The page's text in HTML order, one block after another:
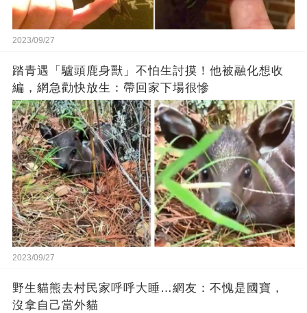
2023/09/27
踏青遇「驢頭鹿身獸」不怕生討摸！他被融化想收
編，網急勸快放生：帶回家下場很慘
2023/09/27
野生貓熊去村民家呼呼大睡…網友：不愧是國寶，
沒拿自己當外貓